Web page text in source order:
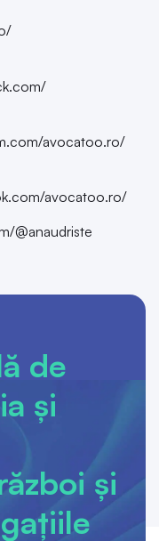
avocatoo.ro/
avocatoo.ro/
@anaudriste
de
și
și